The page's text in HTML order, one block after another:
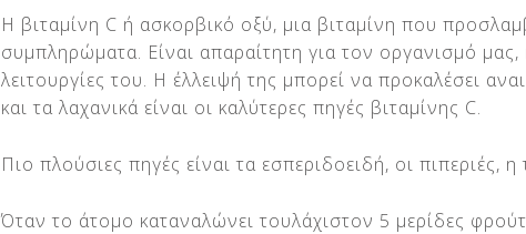
Η βιταμίνη C ή ασκορβικό οξύ, μια βιταμίνη που
συμπληρώματα. Είναι απαραίτητη για τον οργανισμό
λειτουργίες του. Η έλλειψή της μπορεί να προκαλέσει
και τα λαχανικά είναι οι καλύτερες πηγές βιταμίνης C.
Πιο πλούσιες πηγές είναι τα εσπεριδοειδή, οι πιπεριές, η
Όταν το άτομο καταναλώνει τουλάχιστον 5 μερίδες